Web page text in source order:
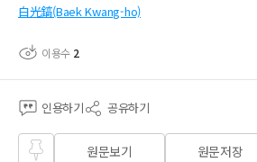
白光鎬(Baek Kwang-ho)
이용수 2
인용하기 공유하기
즐겨
원문보기 원문저장